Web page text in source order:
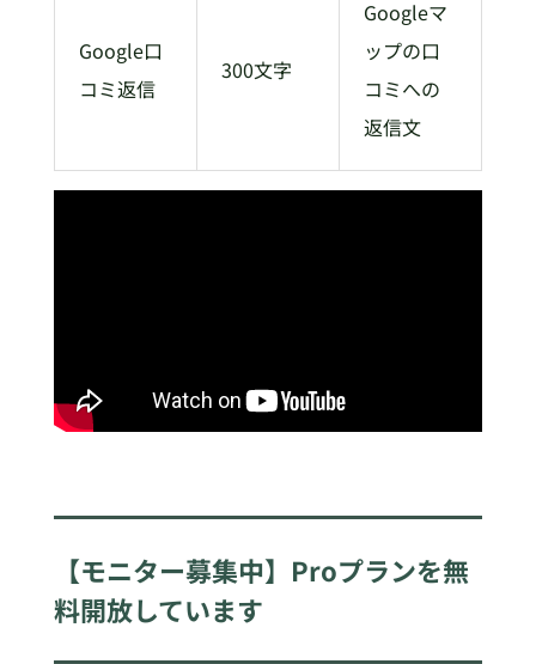
Google口
コミ返信
300文字
Googleマ
ップの口
コミへの
返信文
【モニター募集中】Proプランを無
料開放しています